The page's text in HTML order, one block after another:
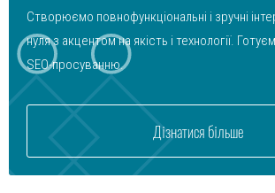
Створюємо повнофункціональні і зручні
нуля з акцентом на якість і технології.
SEO-просуванню.
Дізнатися більше